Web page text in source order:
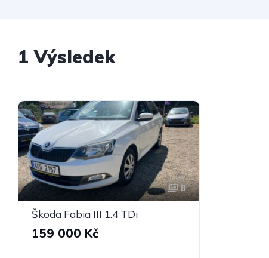
1 Výsledek
8
Škoda Fabia III 1.4 TDi
159 000 Kč